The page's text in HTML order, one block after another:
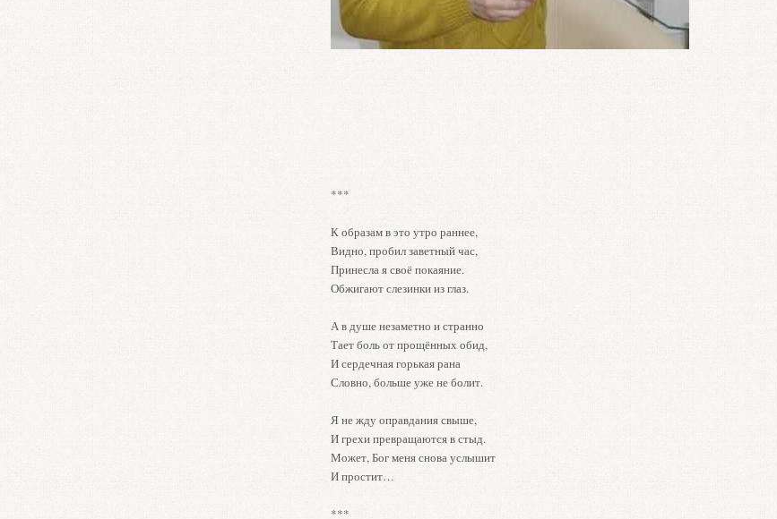
***
К образам в это утро раннее,
Видно, пробил заветный час,
Принесла я своё покаяние.
Обжигают слезинки из глаз.
А в душе незаметно и странно
Тает боль от прощённых обид,
И сердечная горькая рана
Словно, больше уже не болит.
Я не жду оправдания свыше,
И грехи превращаются в стыд.
Может, Бог меня снова услышит
И простит…
***